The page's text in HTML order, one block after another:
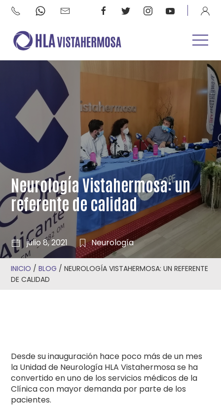
Neurología Vistahermosa: un
referente de calidad
julio 8, 2021 Neurología
INICIO /BLOG /NEUROLOGÍA VISTAHERMOSA: UN REFERENTE
DE CALIDAD
Desde su inauguración hace poco más de un mes
la Unidad de Neurología HLA Vistahermosa se ha
convertido en uno de los servicios médicos de la
Clínica con mayor demanda por parte de los
pacientes.